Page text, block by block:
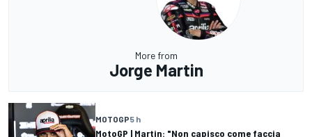
More from
Jorge Martin
MOTOGP5 h
MotoGP | Martin: "Non capisco come faccia